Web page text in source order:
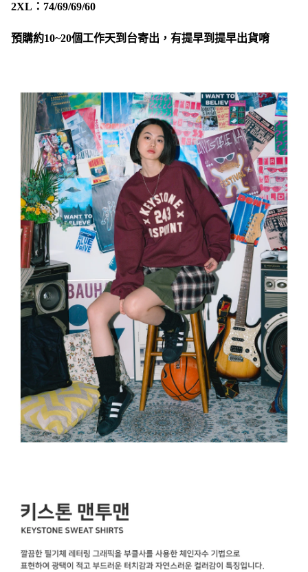
2XL：74/69/69/60
預購約10~20個工作天到台寄出，有提早到提早出貨唷